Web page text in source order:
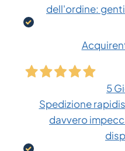
dell'ordine:
5
Spedizione
davvero